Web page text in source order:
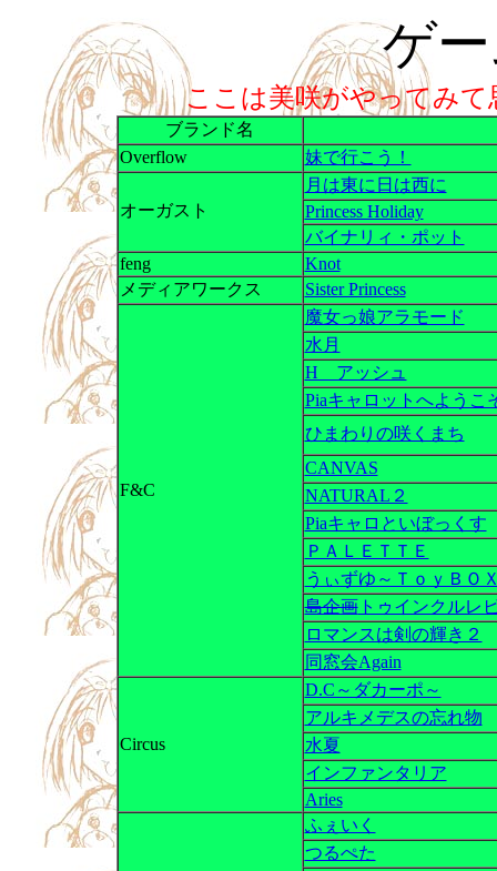
ゲ
ここは美咲がやってみ
ブランド名
Overflow
妹で行こう！
オーガスト
月は東に日は西に
Princess Holiday
バイナリィ・ポット
feng
Knot
メディアワークス
Sister Princess
F&C
魔女っ娘アラモード
水月
H アッシュ
Piaキャロットへようこ
ひまわりの咲くまち
CANVAS
NATURAL２
Piaキャロといぼっくす
ＰＡＬＥＴＴＥ
うぃずゆ～ＴｏｙＢＯ
島企画トゥインクルレ
ロマンスは剣の輝き２
同窓会Again
Circus
D.C～ダカーポ～
アルキメデスの忘れ物
水夏
インファンタリア
Aries
ふぇいく
つるぺた